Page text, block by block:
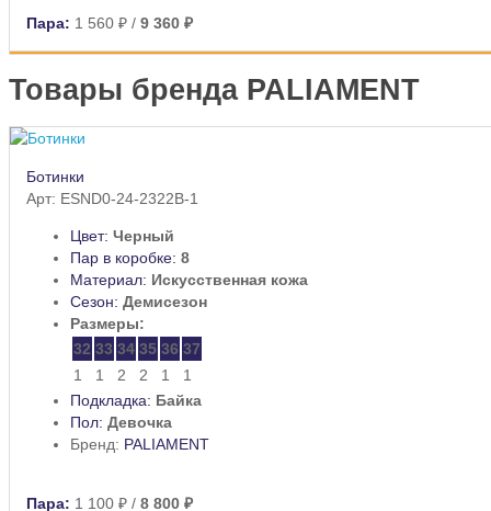
Пара: 1 560 ₽ / 9 360 ₽
Товары бренда PALIAMENT
Ботинки
Арт: ESND0-24-2322B-1
Цвет: Черный
Пар в коробке: 8
Материал: Искусственная кожа
Сезон: Демисезон
Размеры:
32 33 34 35 36 37
1
1 2 2 1
1
Подкладка: Байка
Пол: Девочка
Бренд: PALIAMENT
Пара: 1 100 ₽ / 8 800 ₽